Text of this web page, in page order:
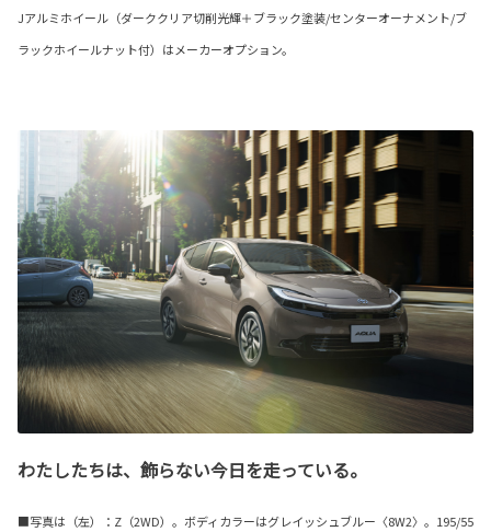
Jアルミホイール（ダーククリア切削光輝＋ブラック塗装/センターオーナメント/ブ
ラックホイールナット付）はメーカーオプション。
わたしたちは、飾らない今日を走っている。
■写真は（左）：Z（2WD）。ボディカラーはグレイッシュブルー〈8W2〉。195/55